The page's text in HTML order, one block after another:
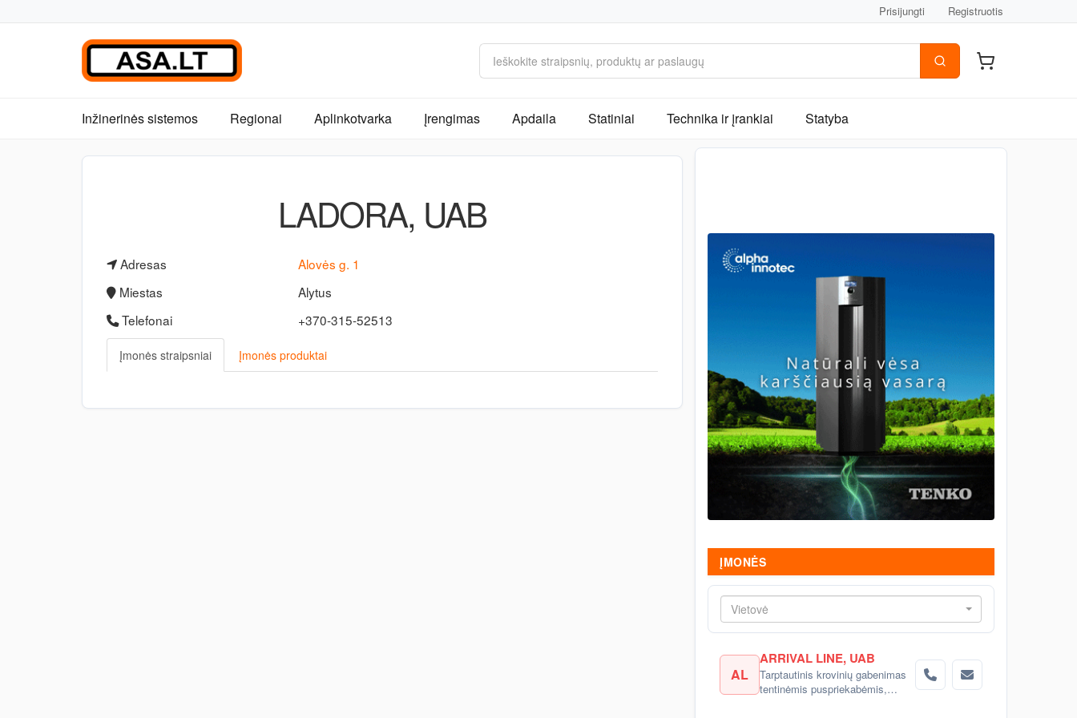
Prisijungti Registruotis
Inžinerinės sistemos Regionai Aplinkotvarka Įrengimas Apdaila Statiniai Technika ir įrankiai Statyba
LADORA, UAB
Adresas
Alovės g. 1
Miestas
Alytus
Telefonai
+370-315-52513
Įmonės straipsniai Įmonės produktai
ĮMONĖS
Vietovė
AL
ARRIVAL LINE, UAB
Tarptautinis krovinių gabenimas
tentinėmis puspriekabėmis,